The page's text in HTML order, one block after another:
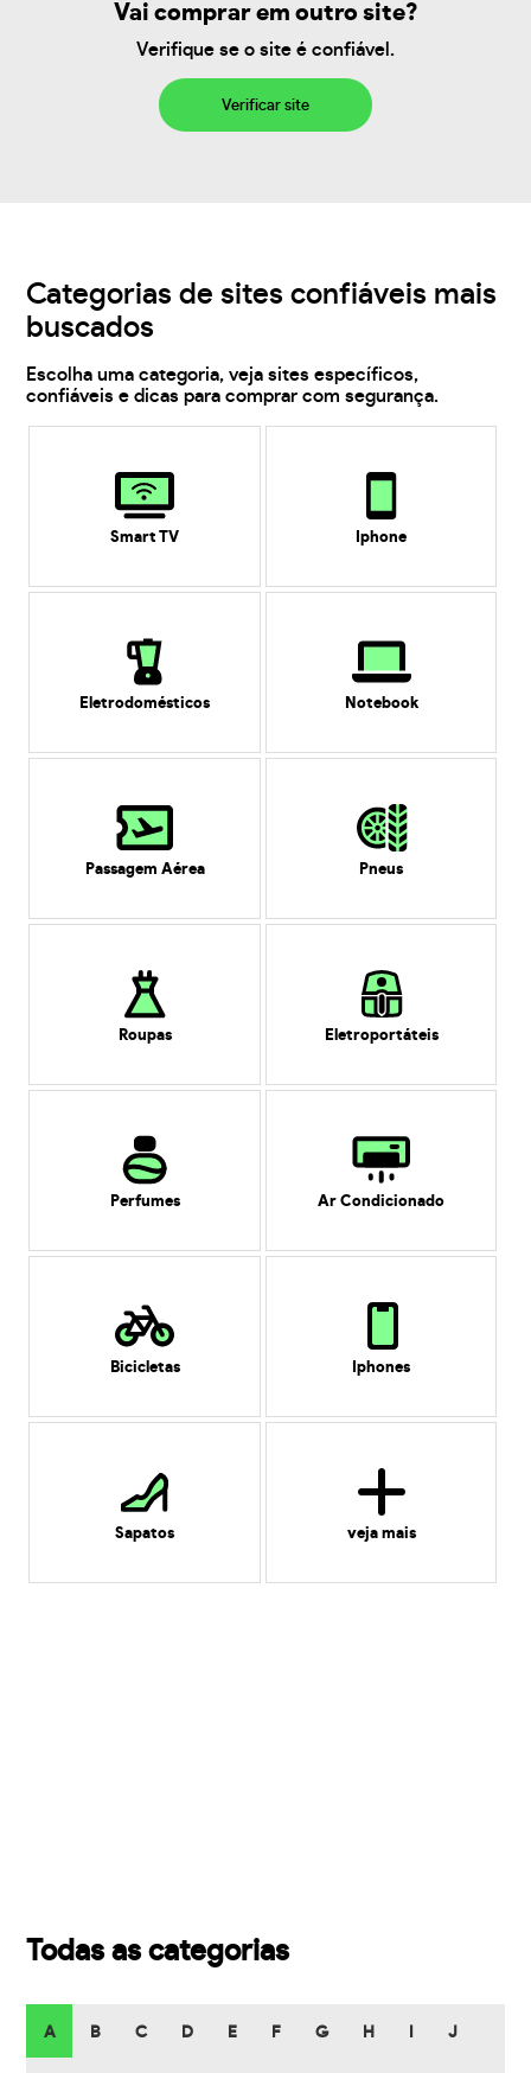
Vai comprar em outro site?
Verifique se o site é confiável.
Verificar site
Categorias de sites confiáveis mais
buscados
Escolha uma categoria, veja sites específicos,
confiáveis e dicas para comprar com segurança.
Smart TV Iphone
Eletrodomésticos Notebook
Passagem Aérea Pneus
Roupas Eletroportáteis
Perfumes Ar Condicionado
Bicicletas Iphones
Sapatos veja mais
Todas as categorias
A B C D E F G H J